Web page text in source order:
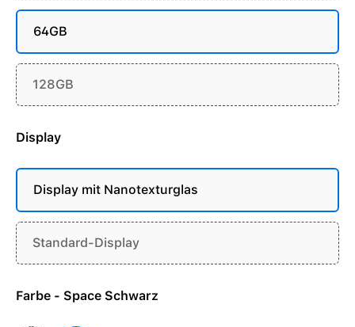
64GB
128GB
Display
Display mit Nanotexturglas
Standard-Display
Farbe - Space Schwarz